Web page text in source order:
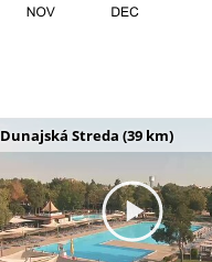
Dunajská Streda (39 km)